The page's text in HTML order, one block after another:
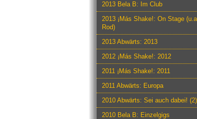
2013 Bela B: Im Club
2013 ¡Más Shake!: On Stage
Rod)
2013 Abwärts: 2013
2012 ¡Más Shake!: 2012
2011 ¡Más Shake!: 2011
2011 Abwärts: Europa
2010 Abwärts: Sei auch dabei! (2)
2010 Bela B: Einzelgigs